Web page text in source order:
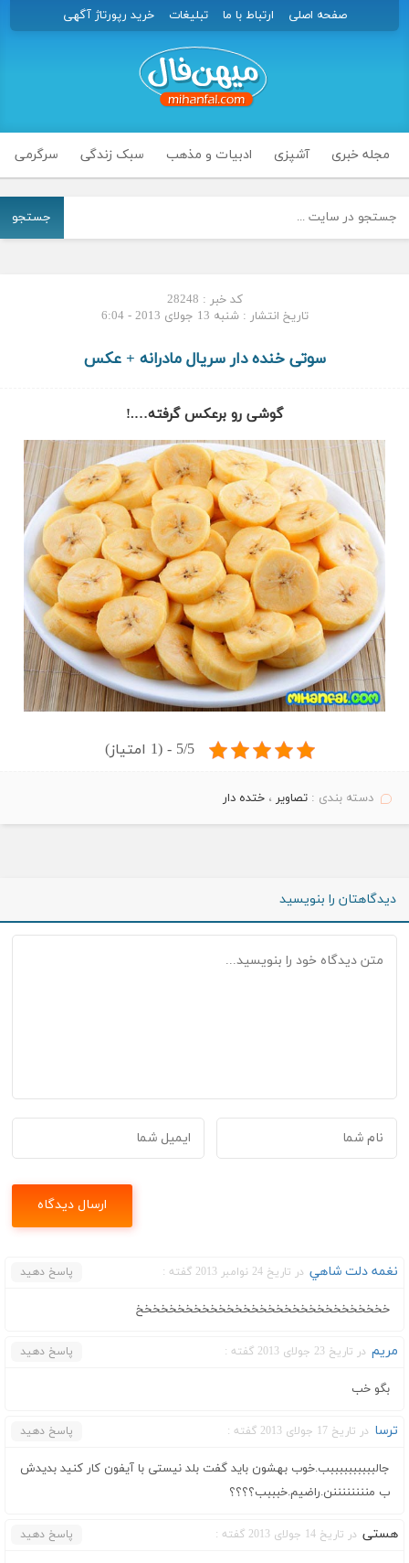
صفحه اصلی ارتباط با ما تبلیغات خرید رپورتاژ آگهی
مجله خبری آشپزی ادبیات و مذهب سبک زندگی سرگرمی
جستجو
کد خبر : 28248
تاریخ انتشار : شنبه 13 جولای 2013 - 6:04
سوتی خنده دار سریال مادرانه + عکس
گوشی رو برعکس گرفته….!
5/5 - (1 امتیاز)
دسته بندی :تصاویر ،ختده دار
دیدگاهتان را بنویسید
نغمه دلت شاهي در تاریخ 24 نوامبر 2013 گفته : پاسخ دهید
خخخخخخخخخخخخخخخخخخخخخخخخخخخخخخخ
مریم در تاریخ 23 جولای 2013 گفته : پاسخ دهید
بگو خب
ترسا در تاریخ 17 جولای 2013 گفته : پاسخ دهید
جالببببببببببب.خوب بهشون باید گفت بلد نیستی با آیفون کار کنید بدیدش
ب مننننننننن.راضیم.خبببب؟؟؟؟
هستی در تاریخ 14 جولای 2013 گفته : پاسخ دهید